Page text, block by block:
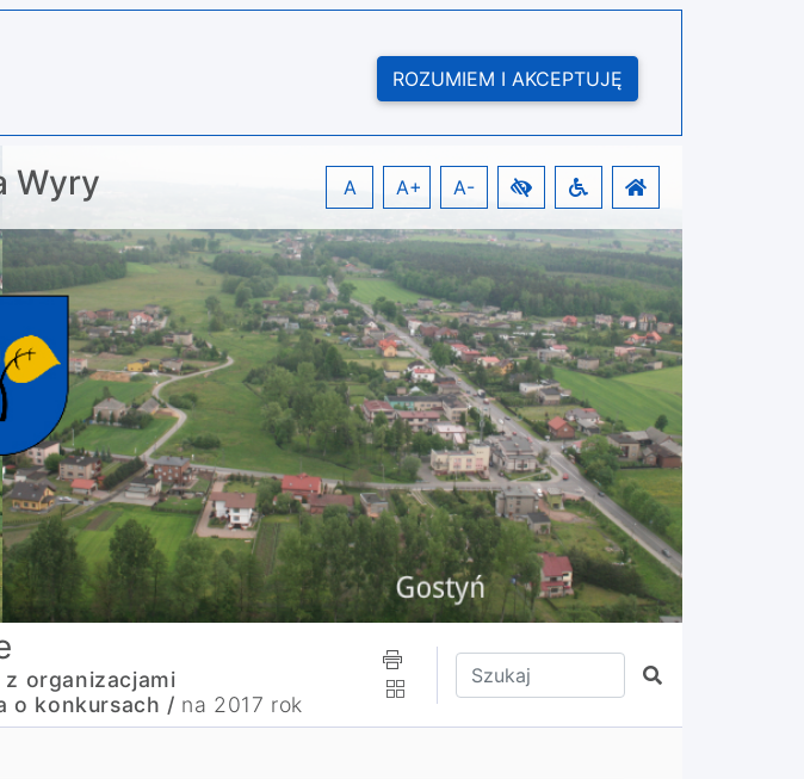
ROZUMIEM I AKCEPTUJĘ
Wyry A A+ A-
z organizacjami
o konkursach / na 2017 rok
Wpisz tekst do wyszukania
Szukaj